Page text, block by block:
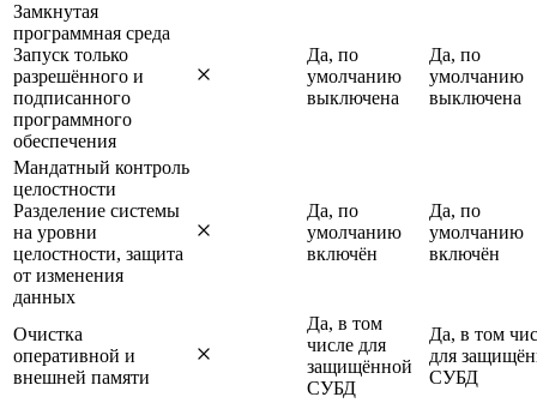
Замкнутая
программная среда
Запуск только
разрешённого и
подписанного
программного
обеспечения
Да, по
умолчанию
выключена
Да, по
умолчанию
выключена
Мандатный контроль
целостности
Разделение системы
на уровни
целостности, защита
от изменения
данных
Да, по
умолчанию
включён
Да, по
умолчанию
включён
Очистка
оперативной и
внешней памяти
Да, в том
числе для
защищённой
СУБД
Да, в том
для
СУБД